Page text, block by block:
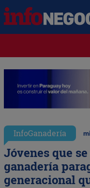
InfoGanadería
Jóvenes que
ganadería
generacional